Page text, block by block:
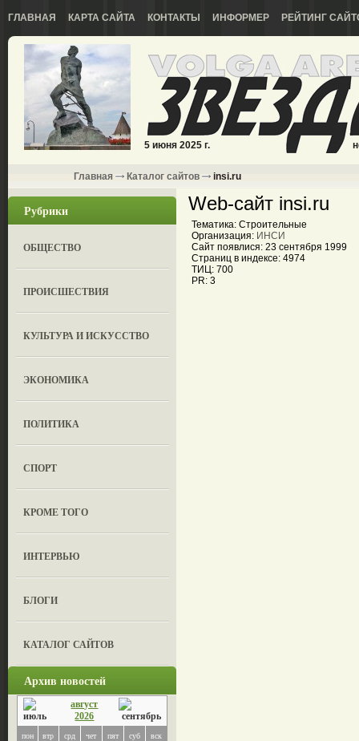
ГЛАВНАЯ КАРТА САЙТА КОНТАКТЫ ИНФОРМЕР РЕЙТИНГ
5 июня 2025 г.
Главная Каталог сайтов insi.ru
Рубрики
ОБЩЕСТВО
ПРОИСШЕСТВИЯ
КУЛЬТУРА И ИСКУССТВО
ЭКОНОМИКА
ПОЛИТИКА
СПОРТ
КРОМЕ ТОГО
ИНТЕРВЬЮ
БЛОГИ
КАТАЛОГ САЙТОВ
Архив новостей
август
2026
пон втр срд чет пят суб вск
Web-сайт insi.ru
Тематика: Строительные
Организация: ИНСИ
Сайт появлися: 23 сентября 1999
Страниц в индексе: 4974
ТИЦ: 700
PR: 3